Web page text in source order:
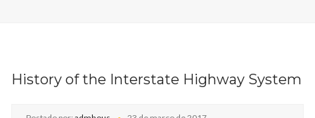
History of the Interstate Highway System